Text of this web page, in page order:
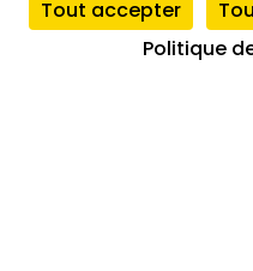
conformité
Tout accepter
Politique